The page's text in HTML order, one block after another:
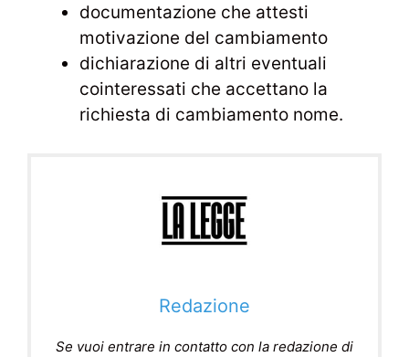
documentazione che attesti
motivazione del cambiamento
dichiarazione di altri eventuali
cointeressati che accettano la
richiesta di cambiamento nome.
Redazione
Se vuoi entrare in contatto con la redazione di